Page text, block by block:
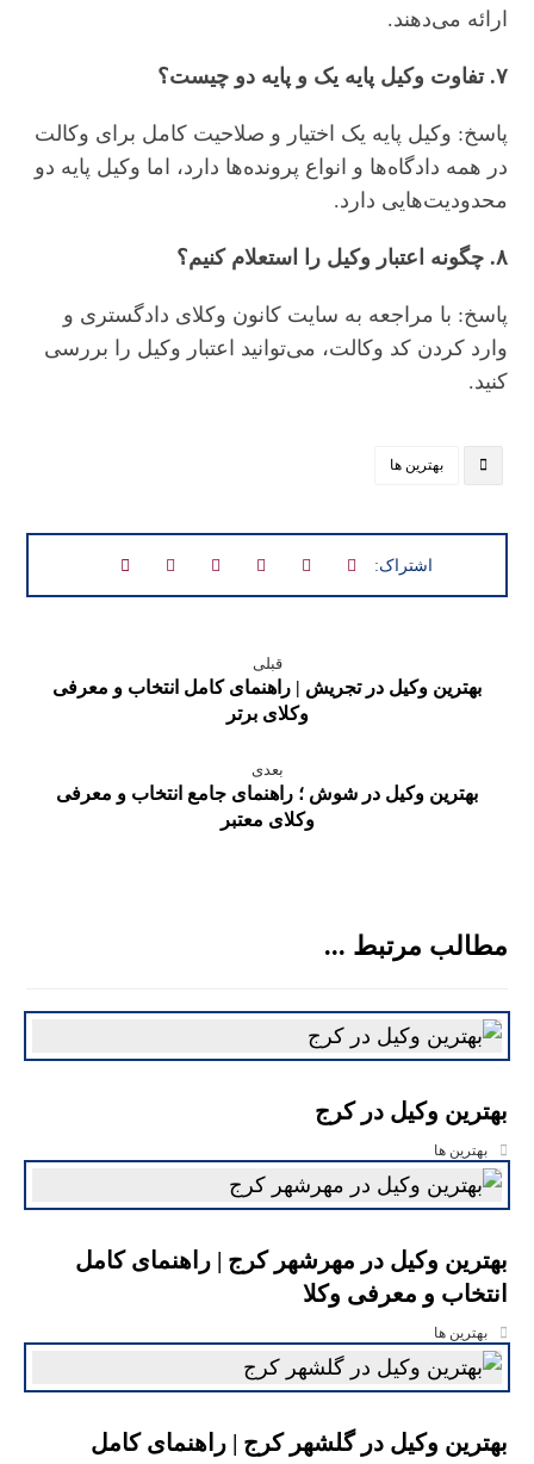
ارائه می‌دهند.
۷. تفاوت وکیل پایه یک و پایه دو چیست؟
پاسخ: وکیل پایه یک اختیار و صلاحیت کامل برای وکالت
در همه دادگاه‌ها و انواع پرونده‌ها دارد، اما وکیل پایه دو
محدودیت‌هایی دارد.
۸. چگونه اعتبار وکیل را استعلام کنیم؟
پاسخ: با مراجعه به سایت کانون وکلای دادگستری و
وارد کردن کد وکالت، می‌توانید اعتبار وکیل را بررسی
کنید.
بهترین ها
قبلی
بهترین وکیل در تجریش | راهنمای کامل انتخاب و معرفی
وکلای برتر
بعدی
بهترین وکیل در شوش ؛ راهنمای جامع انتخاب و معرفی
وکلای معتبر
مطالب مرتبط ...
بهترین وکیل در کرج
بهترین ها
بهترین وکیل در مهرشهر کرج | راهنمای کامل
انتخاب و معرفی وکلا
بهترین ها
بهترین وکیل در گلشهر کرج | راهنمای کامل